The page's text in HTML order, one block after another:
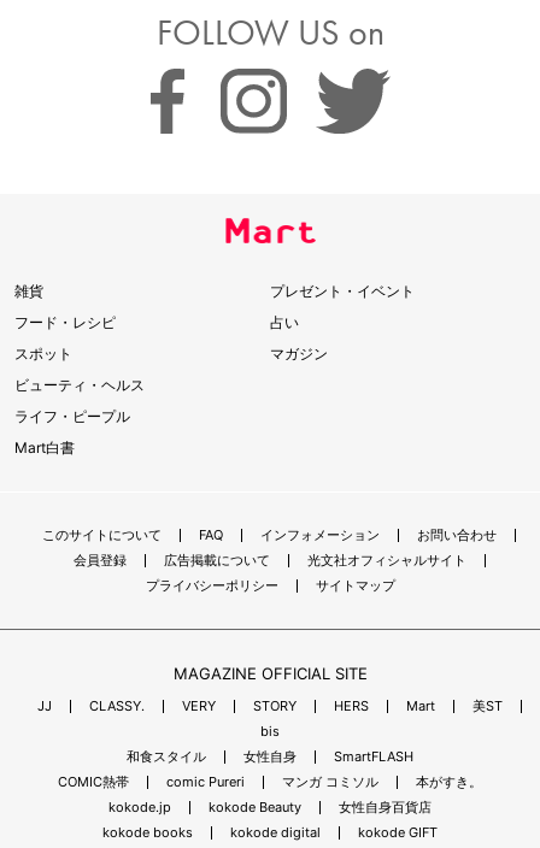
FOLLOW US on
雑貨
フード・レシピ
スポット
ビューティ・ヘルス
ライフ・ピープル
Mart白書
プレゼント・イベント
占い
マガジン
このサイトについて FAQ インフォメーション
お問い合わせ
会員登録
広告掲載について
光文社オフィシャルサイト
プライバシーポリシー
サイトマップ
MAGAZINE OFFICIAL SITE
JJ CLASSY. VERY STORY HERS Mart
美ST
bis
和食スタイル
女性自身
SmartFLASH
COMIC熱帯
comic Pureri マンガ コミソル
本がすき。
kokode.jp
kokode Beauty
女性自身百貨店
kokode books
kokode digital kokode GIFT